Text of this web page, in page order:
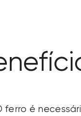
ferro é